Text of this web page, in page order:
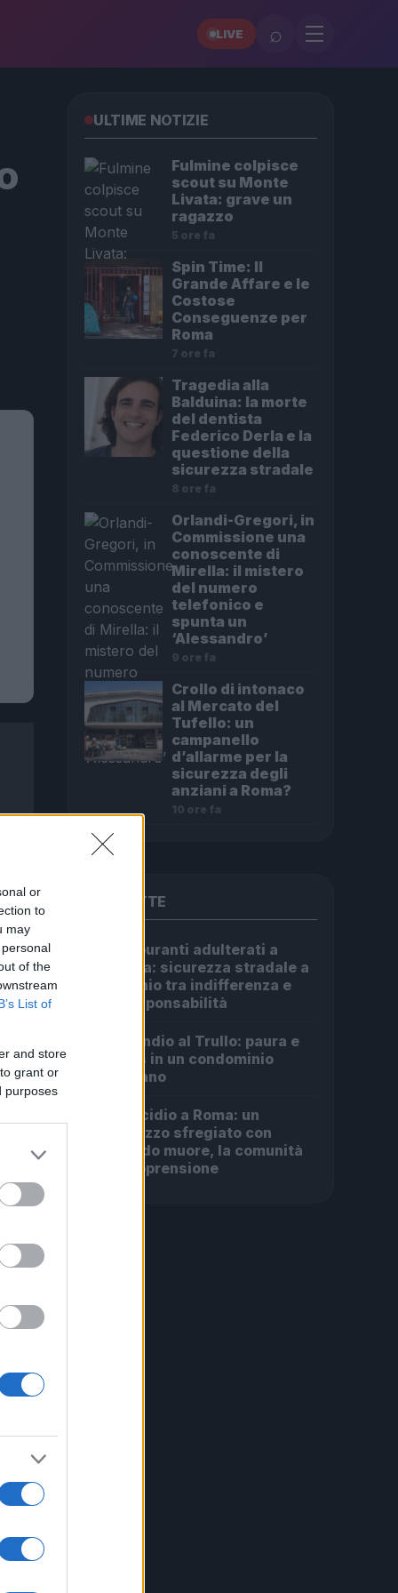
or
to
may
of the
List of
and store
grant or
purposes
LIVE ⌕
la
ULTIME NOTIZIE
Fulmine colpisce
scout su Monte
Livata: grave un
ragazzo
5 ore fa
Spin Time: Il
Grande Affare e le
Costose
Conseguenze per
Roma
7 ore fa
Tragedia alla
Balduina: la morte
del dentista
Federico Derla e la
questione della
sicurezza stradale
8 ore fa
Orlandi-Gregori, in
Commissione una
conoscente di
Mirella: il mistero
del numero
telefonico e
spunta un
‘Alessandro’
9 ore fa
Crollo di intonaco
al Mercato del
Tufello: un
campanello
d’allarme per la
sicurezza degli
anziani a Roma?
10 ore fa
PIÙ LETTE
Carburanti adulterati a
Roma: sicurezza stradale a
rischio tra indifferenza e
irresponsabilità
Incendio al Trullo: paura e
caos in un condominio
romano
Omicidio a Roma: un
ragazzo sfregiato con
l’acido muore, la comunità
in apprensione